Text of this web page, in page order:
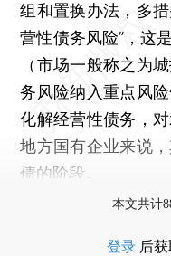
组和置换办法，多
营性债务风险”，这
（市场一般称之为
务风险纳入重点风
化解经营性债务，
地方国有企业来说
债的阶段。
本文共计
登录 后